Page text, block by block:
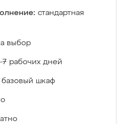
стандартная
выбор
7 рабочих дней
базовый шкаф